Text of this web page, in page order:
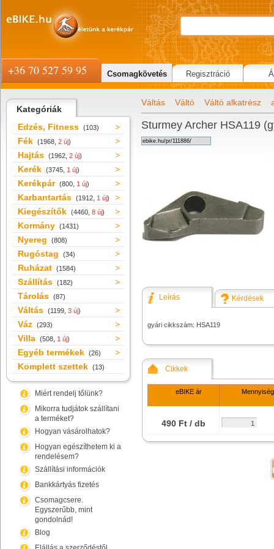
Kategóriák
Edzés, Fitness (103)
Fék (1968, 2 új)
Hajtás (1962, 2 új)
Kerék (3745, 1 új)
Kerékpár (800, 1 új)
Karbantartás (1912, 1 új)
Kiegészítők (4460, 8 új)
Kormány (1431)
Nyereg (808)
Rugóstag (34)
Ruházat (1584)
Szállítás (182)
Tárolás (87)
Váltás (1199, 3 új)
Váz (293)
Villa (508, 1 új)
Egyéb termékek (26)
Komplett szettek (13)
Miért rendelj tőlünk?
Mikorra tudjátok szállítani
a terméket?
Hogyan vásárolhatok?
Hogyan egészíthetem ki a
rendelésem?
Szállítási információk
Bankkártyás fizetés
Csomagcsere.
Egyszerűbb, mint
gondolnád!
Blog
Váltás Váltó Váltó alkatrész
Sturmey Archer HSA119
Leírás Kérdések
gyári cikkszám: HSA119
Cikkek
eBIKE ár Mennyiség
490 Ft / db
+36 70 527 59 95 Csomagkövetés Regisztráció